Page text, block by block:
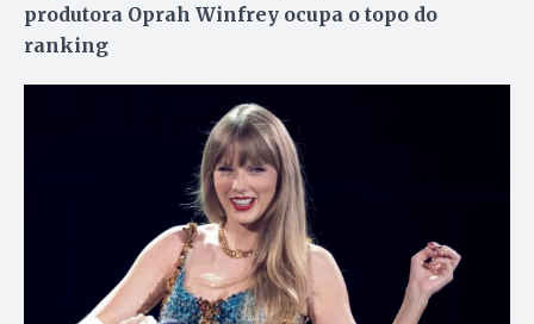
produtora Oprah Winfrey ocupa o topo do
ranking